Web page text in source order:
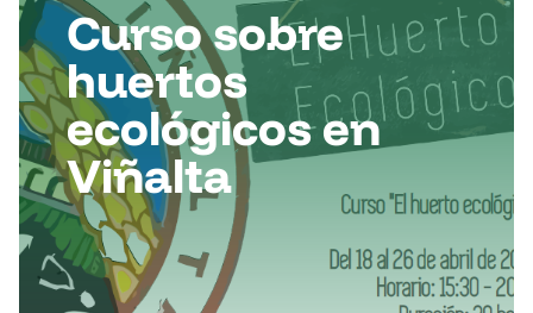
Curso sobre
huertos
ecológicos en
Viñalta